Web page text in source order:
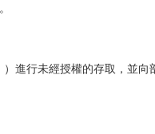
進行未經授權的存取，並向